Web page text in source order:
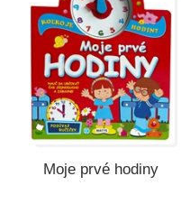
Moje prvé hodiny